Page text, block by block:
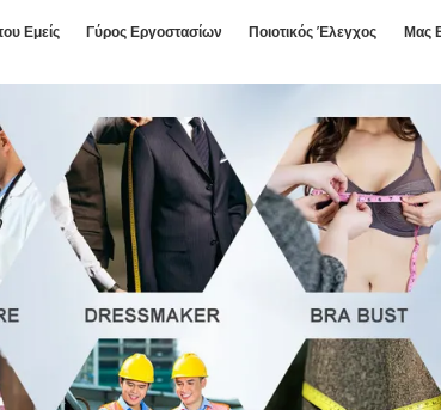
Εμείς Γύρος Εργοστασίων Ποιοτικός Έλεγχος Μας